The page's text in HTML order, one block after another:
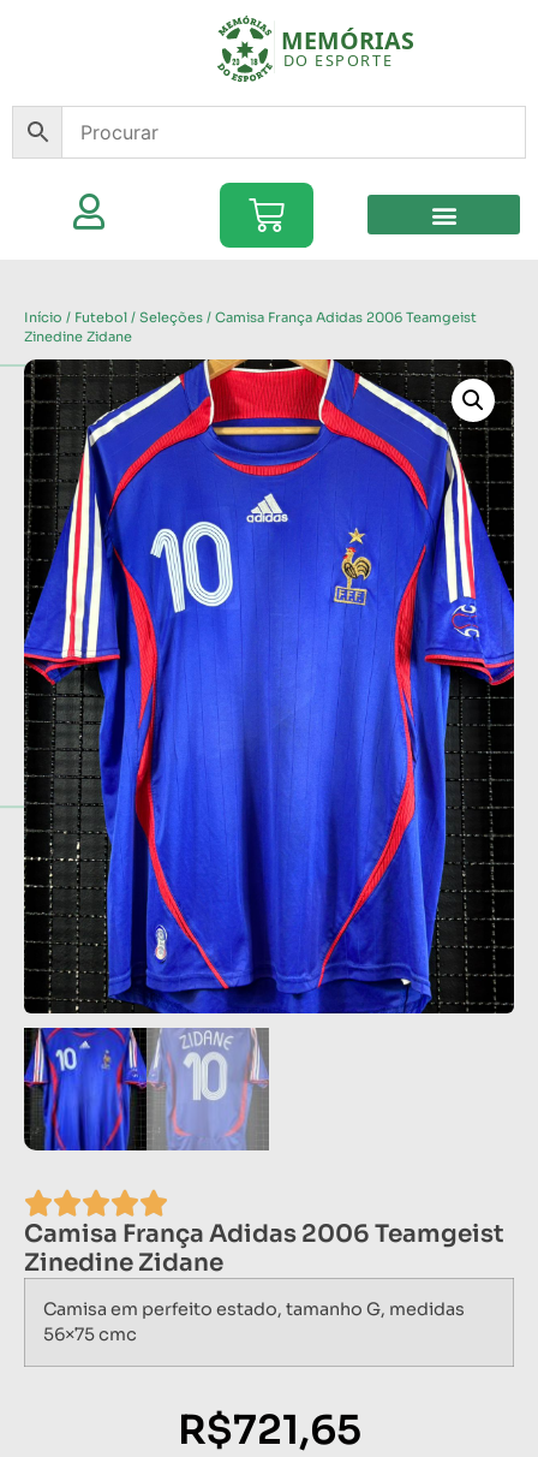
Início / Futebol / Seleções / Camisa França Adidas 2006 Teamgeist
Zinedine Zidane
Camisa França Adidas 2006 Teamgeist
Zinedine Zidane
Camisa em perfeito estado, tamanho G, medidas
56×75 cmc
R$721,65